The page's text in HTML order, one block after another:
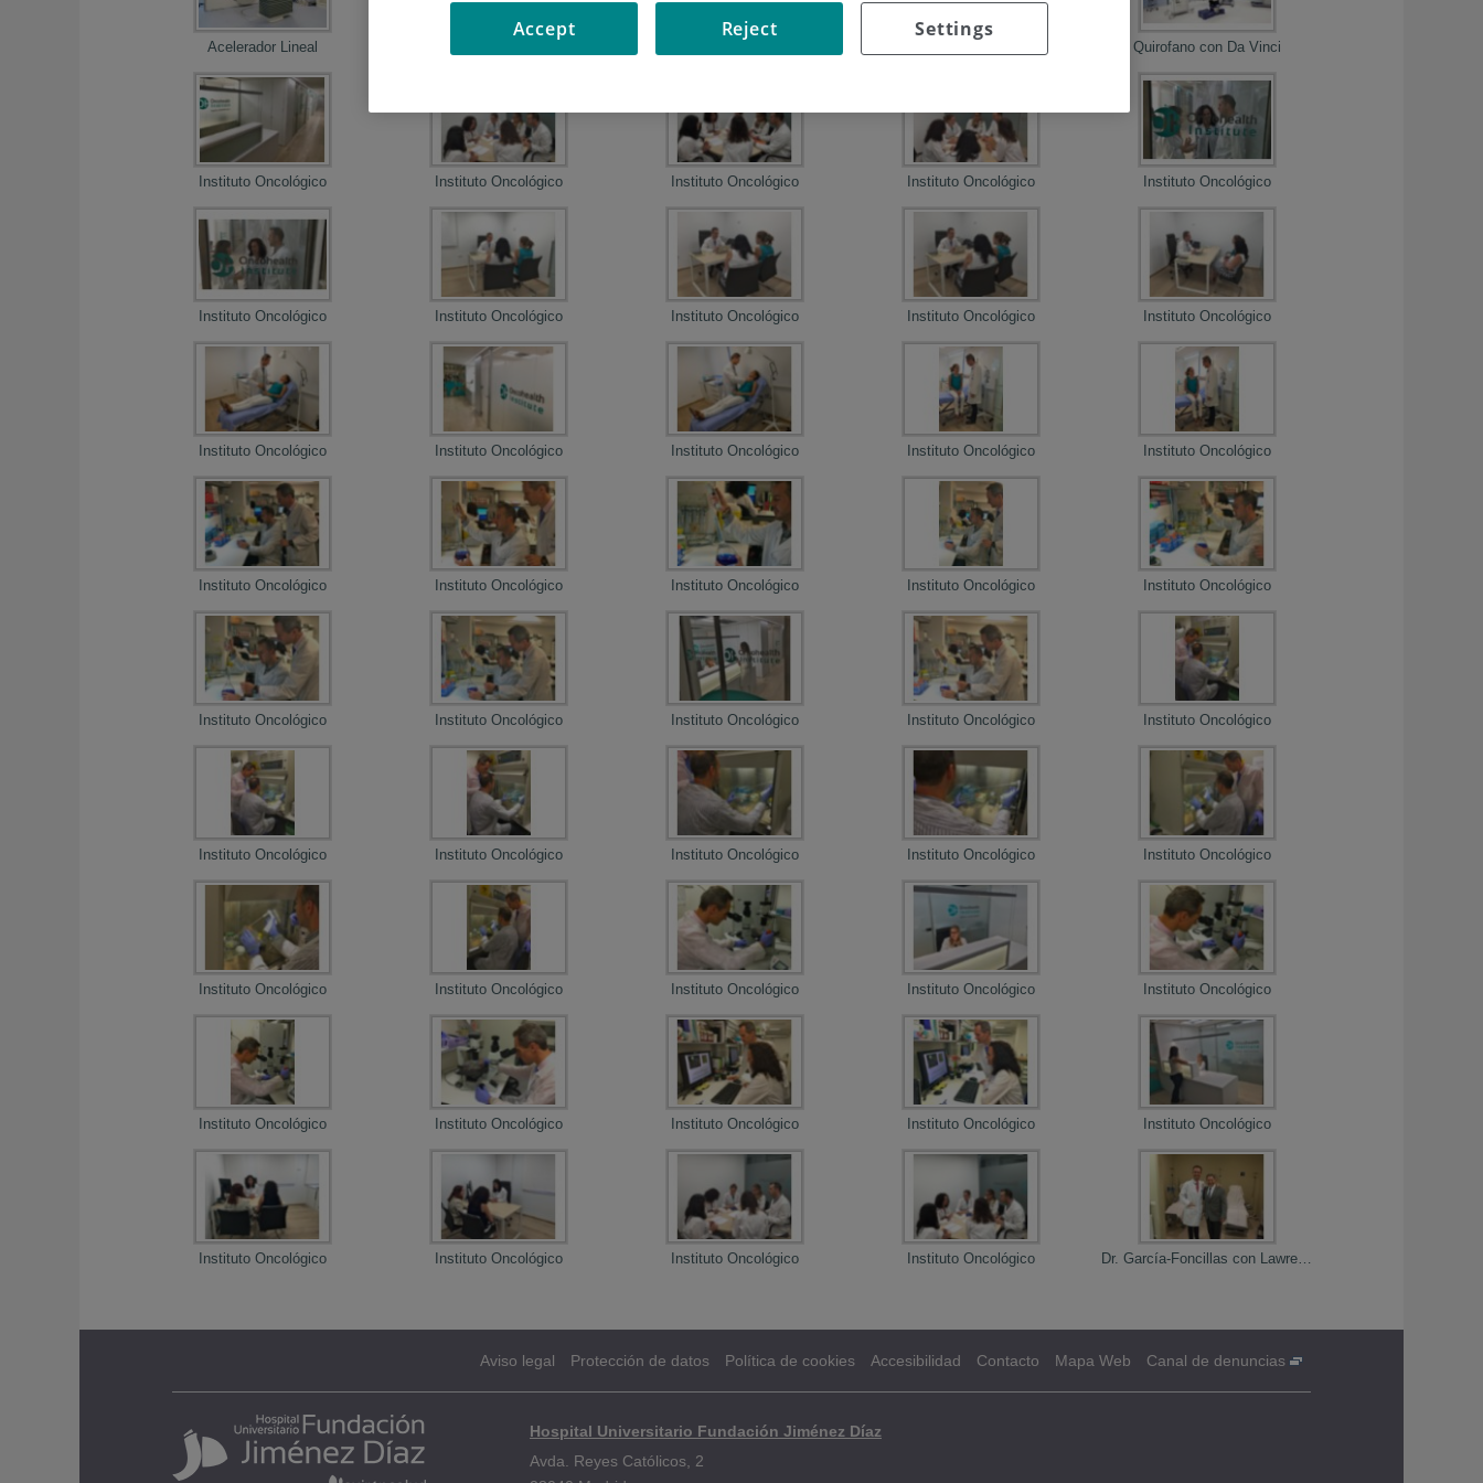
Acelerador Lineal Quirofano con Da Vinci
Instituto Oncológico Instituto Oncológico Instituto Oncológico Instituto Oncológico Instituto Oncológico
Instituto Oncológico Instituto Oncológico Instituto Oncológico Instituto Oncológico Instituto Oncológico
Instituto Oncológico Instituto Oncológico Instituto Oncológico Instituto Oncológico Instituto Oncológico
Instituto Oncológico Instituto Oncológico Instituto Oncológico Instituto Oncológico Instituto Oncológico
Instituto Oncológico Instituto Oncológico Instituto Oncológico Instituto Oncológico Instituto Oncológico
Instituto Oncológico Instituto Oncológico Instituto Oncológico Instituto Oncológico Instituto Oncológico
Instituto Oncológico Instituto Oncológico Instituto Oncológico Instituto Oncológico Instituto Oncológico
Instituto Oncológico Instituto Oncológico Instituto Oncológico Instituto Oncológico Instituto Oncológico
Instituto Oncológico Instituto Oncológico Instituto Oncológico Instituto Oncológico Dr. García-Foncillas con Lawrence Tamarkin, Presidente & CEO de CytImmune
Aviso legal Protección de datos Política de cookies Accesibilidad Contacto Mapa Web Canal de denuncias
Hospital Universitario Fundación Jiménez Díaz
Avda. Reyes Católicos, 2
Settings
Reject
Accept